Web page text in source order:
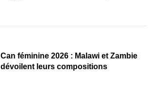
‎Can féminine 2026 : Malawi et Zambie
dévoilent leurs compositions